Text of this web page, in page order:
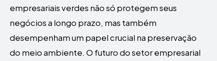
empresariais verdes não só protegem seus
negócios a longo prazo, mas também
desempenham um papel crucial na preservação
do meio ambiente. O futuro do setor empresarial